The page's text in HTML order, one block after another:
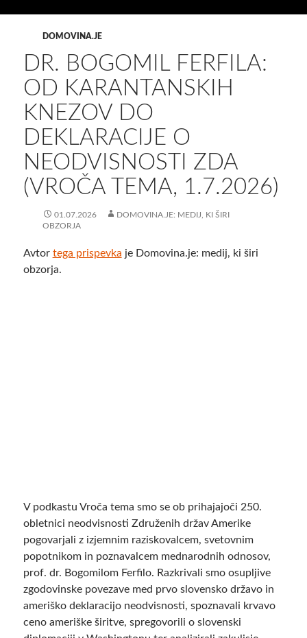
DOMOVINA.JE
DR. BOGOMIL FERFILA:
OD KARANTANSKIH
KNEZOV DO
DEKLARACIJE O
NEODVISNOSTI ZDA
(VROČA TEMA, 1.7.2026)
01.07.2026
DOMOVINA.JE: MEDIJ, KI ŠIRI
OBZORJA
Avtor tega prispevka je Domovina.je: medij, ki širi
obzorja.
V podkastu Vroča tema smo se ob prihajajoči 250.
obletnici neodvisnosti Združenih držav Amerike
pogovarjali z izjemnim raziskovalcem, svetovnim
popotnikom in poznavalcem mednarodnih odnosov,
prof. dr. Bogomilom Ferfilo. Razkrivali smo osupljive
zgodovinske povezave med prvo slovensko državo in
ameriško deklaracijo neodvisnosti, spoznavali krvavo
ceno ameriške širitve, spregovorili o slovenski